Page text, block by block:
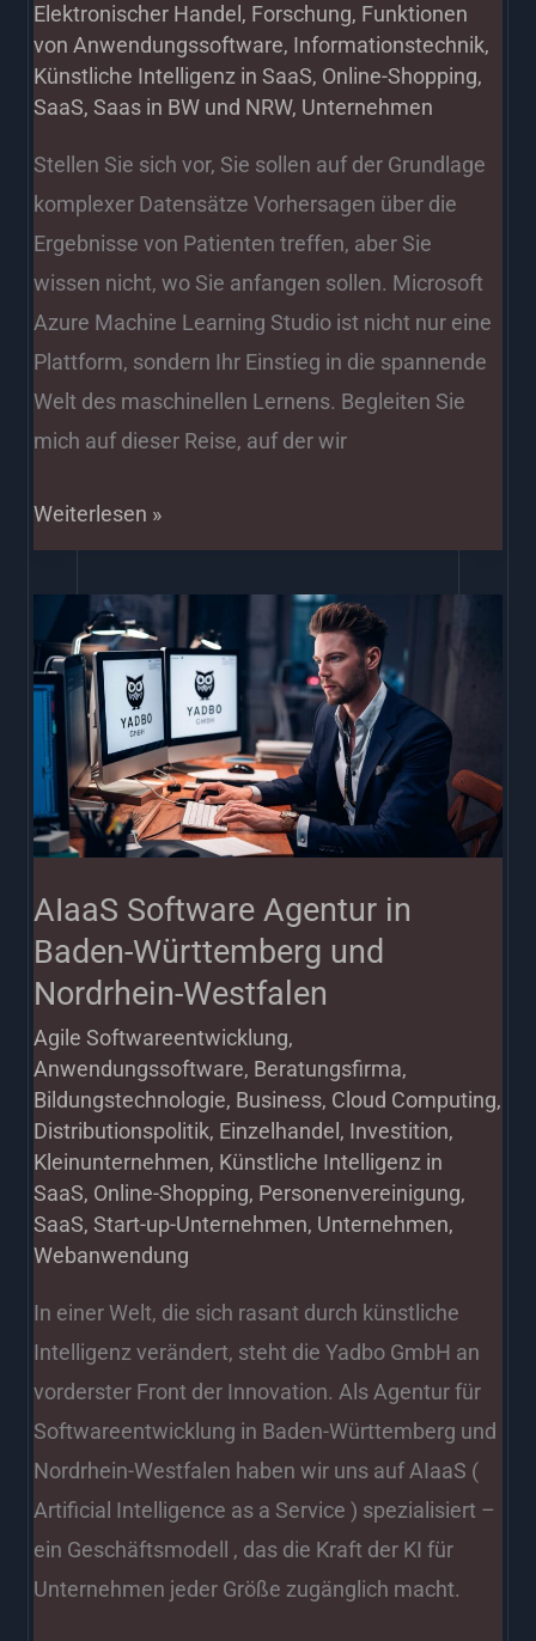
Elektronischer Handel , Forschung, Funktionen
von Anwendungssoftware, Informationstechnik,
Künstliche Intelligenz in SaaS, Online-Shopping,
SaaS,Saas in BW und NRW, Unternehmen
Stellen Sie sich vor, Sie sollen auf der Grundlage
komplexer Datensätze Vorhersagen über die
Ergebnisse von Patienten treffen, aber Sie
wissen nicht, wo Sie anfangen sollen. Microsoft
Azure Machine Learning Studio ist nicht nur eine
Plattform, sondern Ihr Einstieg in die spannende
Welt des maschinellen Lernens. Begleiten Sie
mich auf dieser Reise, auf der wir
Weiterlesen »
AIaaS Software Agentur in
Baden-Württemberg und
Nordrhein-Westfalen
Agile Softwareentwicklung,
Anwendungssoftware, Beratungsfirma,
Bildungstechnologie, Business, Cloud Computing,
Distributionspolitik, Einzelhandel , Investition,
Kleinunternehmen, Künstliche Intelligenz in
SaaS, Online-Shopping, Personenvereinigung,
SaaS,Start-up-Unternehmen, Unternehmen,
Webanwendung
In einer Welt, die sich rasant durch künstliche
Intelligenz verändert, steht die Yadbo GmbH an
vorderster Front der Innovation. Als Agentur für
Softwareentwicklung in Baden-Württemberg und
Nordrhein-Westfalen haben wir uns auf AIaaS (
Artificial Intelligence as a Service ) spezialisiert –
ein Geschäftsmodell , das die Kraft der KI für
Unternehmen jeder Größe zugänglich macht.
AIaaS
Software
Agentur
Baden-
Württemberg
und
Westfalen